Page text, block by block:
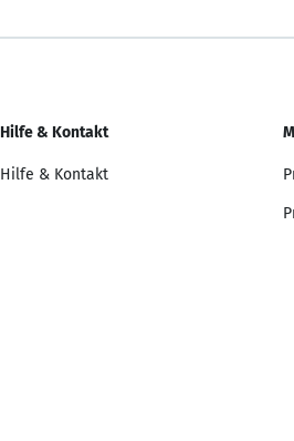
Hilfe & Kontakt
Hilfe & Kontakt